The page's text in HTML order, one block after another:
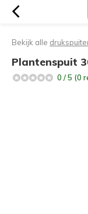
Bekijk alle
Plantenspuit
0 / 5 (0